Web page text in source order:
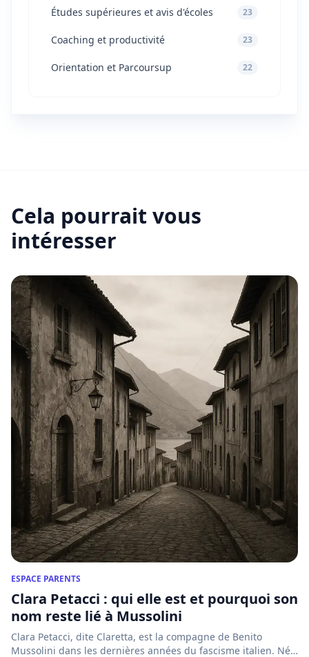
Études supérieures et avis d'écoles 23
Coaching et productivité 23
Orientation et Parcoursup 22
Cela pourrait vous
intéresser
ESPACE PARENTS
Clara Petacci : qui elle est et pourquoi son
nom reste lié à Mussolini
Clara Petacci, dite Claretta, est la compagne de Benito
Mussolini dans les dernières années du fascisme italien. Née